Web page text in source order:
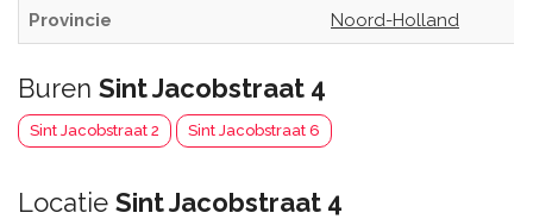
Provincie Noord-Holland
Buren Sint Jacobstraat 4
Sint Jacobstraat 2 Sint Jacobstraat 6
Locatie Sint Jacobstraat 4